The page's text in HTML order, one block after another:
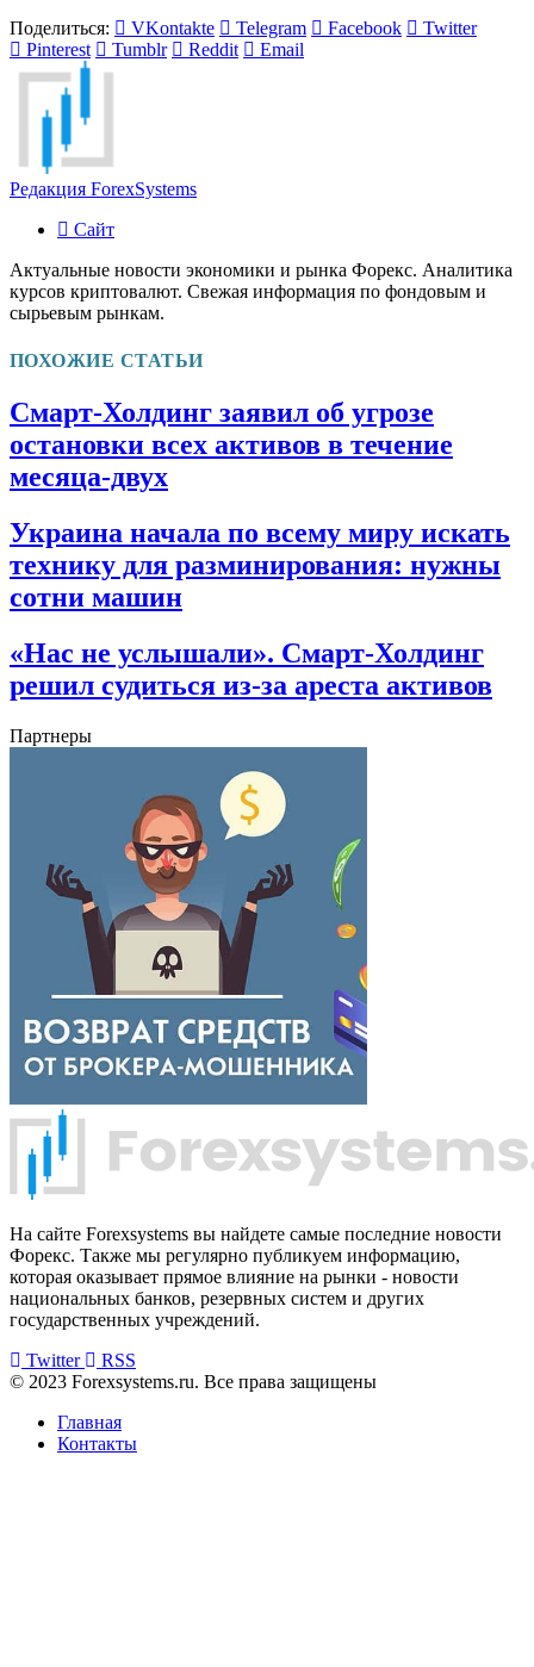
Поделиться:
VKontakte Telegram Facebook
Twitter
Pinterest
Tumblr Reddit Email
Редакция ForexSystems
Сайт
Актуальные новости экономики и рынка Форекс. Аналитика
курсов криптовалют. Свежая информация по фондовым и
сырьевым рынкам.
ПОХОЖИЕ СТАТЬИ
Смарт-Холдинг заявил об угрозе
остановки всех активов в течение
месяца-двух
Украина начала по всему миру искать
технику для разминирования: нужны
сотни машин
«Нас не услышали». Смарт-Холдинг
решил судиться из-за ареста активов
Партнеры
На сайте Forexsystems вы найдете самые последние новости
Форекс. Также мы регулярно публикуем информацию,
которая оказывает прямое влияние на рынки - новости
национальных банков, резервных систем и других
государственных учреждений.
Twitter
RSS
© 2023 Forexsystems.ru. Все права защищены
Главная
Контакты